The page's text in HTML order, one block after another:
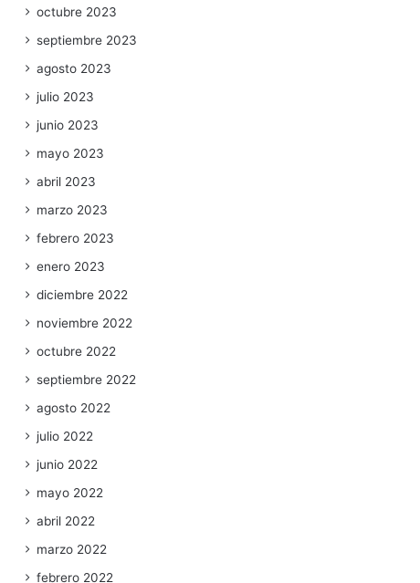
octubre 2023
septiembre 2023
agosto 2023
julio 2023
junio 2023
mayo 2023
abril 2023
marzo 2023
febrero 2023
enero 2023
diciembre 2022
noviembre 2022
octubre 2022
septiembre 2022
agosto 2022
julio 2022
junio 2022
mayo 2022
abril 2022
marzo 2022
febrero 2022